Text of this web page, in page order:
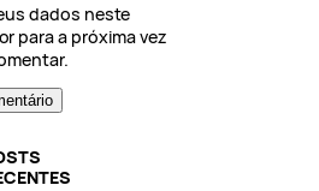
dados neste
para a próxima vez